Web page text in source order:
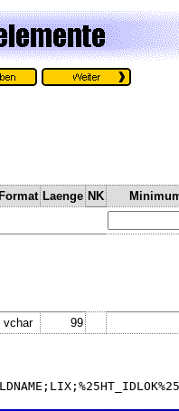
Format Laenge NK
vchar 99